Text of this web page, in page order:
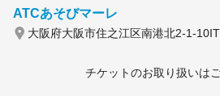
ATCあそびマーレ
大阪府大阪市住之江区南港北2-1-
チケットのお取り扱いは